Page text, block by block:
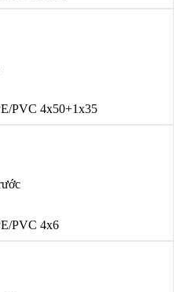
PVC 4x50+1x35
PVC 4x6